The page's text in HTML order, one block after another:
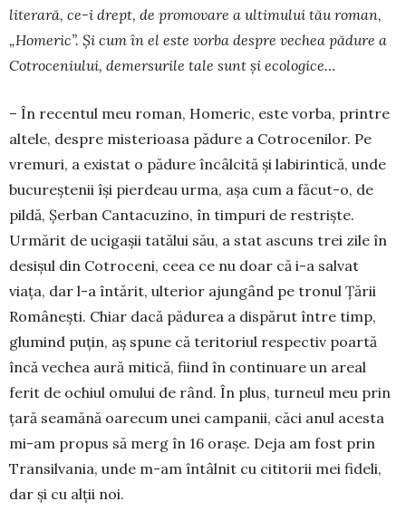
literară, ce-i drept, de promovare a ulti­mului tău roman,
„Homeric”. Și cum în el este vorba despre vechea pădure a
Cotroceniului, de­mersurile tale sunt și ecologice…
– În recentul meu roman, Homeric, este vorba, printre
altele, despre misterioasa pădure a Cotro­ce­nilor. Pe
vremuri, a existat o pădure încâlcită și la­birintică, unde
bucureștenii își pierdeau urma, așa cum a făcut-o, de
pildă, Șerban Cantacuzino, în tim­puri de restriște.
Urmărit de ucigașii tatălui său, a stat ascuns trei zile în
desișul din Cotroceni, ceea ce nu doar că i-a salvat
viața, dar l-a întărit, ulterior ajun­­gând pe tronul Țării
Românești. Chiar dacă pă­durea a dispărut între timp,
glumind puțin, aș spune că teritoriul respectiv poartă
încă vechea aură mi­tică, fiind în continuare un areal
ferit de ochiul omului de rând. În plus, turneul meu prin
țară sea­mă­nă oare­cum unei campanii, căci anul acesta
mi-am propus să merg în 16 orașe. Deja am fost prin
Transilvania, unde m-am întâlnit cu cititorii mei fideli,
dar și cu alții noi.